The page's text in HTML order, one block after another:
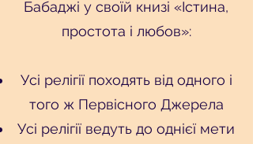
Бабаджі у своїй книзі «Істина,
простота і любов»:
Усі релігії походять від одного і
того ж Первісного Джерела
Усі релігії ведуть до однієї мети